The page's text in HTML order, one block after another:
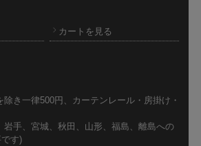
カートを見る
除き一律500円、カーテンレール・房掛け・
岩手、宮城、秋田、山形、福島、離島への
す)